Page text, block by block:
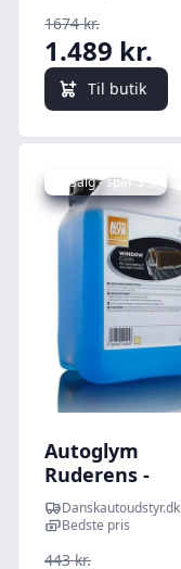
1674 kr.
1.489 kr.
Til butik
Udsalg - spar 3 %
Autoglym
Ruderens -
AutoGlym
Window Clean
Danskautoudstyr.dk
Bedste pris
443 kr.